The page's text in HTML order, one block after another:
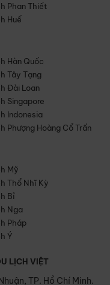
Phan Thiết
Huế
Hàn Quốc
Tây Tạng
Đài Loan
Singapore
Indonesia
Phượng Hoàng Cổ Trấn
Mỹ
Thổ Nhĩ Kỳ
Bỉ
Nga
Pháp
Ý
LỊCH VIỆT
TP. Hồ Chí Minh.